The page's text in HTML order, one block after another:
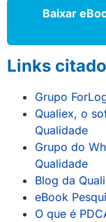
Baixar
Links
Grupo
Qualiex, o
Qualidade
Grupo do
Qualidade
Blog da
eBook
O que é